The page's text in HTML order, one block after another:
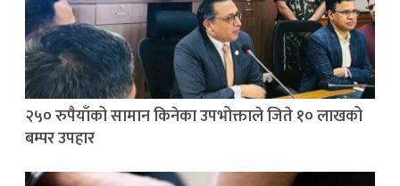
२५० रुपैयाँको सामान किनेका उपभोक्ताले जिते १० लाखको
बम्पर उपहार